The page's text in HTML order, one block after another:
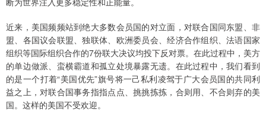
近来，美国频频站到绝大多数会员国的对立面，对联合国同东盟、非
盟、各国议会联盟、独联体、欧洲委员会、经济合作组织、法语国家
组织等国际组织合作的7份联大决议均投下反对票。在此过程中，美方
的单边做派、蛮横霸道和孤立处境暴露无遗。在此过程中，我们看到
的是一个打着“美国优先”旗号将一己私利凌驾于广大会员国的共同利
益之上，对联合国事务指指点点、挑挑拣拣，合则用、不合则弃的美
国。这样的美国不受欢迎。